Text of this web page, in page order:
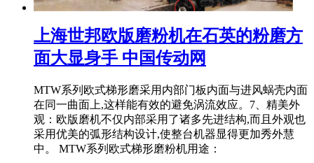
上海世邦欧版磨粉机在石英的粉磨方
面大显身手 中国传动网
MTW系列欧式梯形磨采用内部门板内面与进风蜗壳内面
在同一曲面上,这样能有效的避免涡流效应。7、精美外
观：欧版磨机不仅内部采用了诸多先进结构,而且外观也
采用优美的弧形结构设计,使整台机器显得更加秀外慧
中。 MTW系列欧式梯形磨粉机用途：